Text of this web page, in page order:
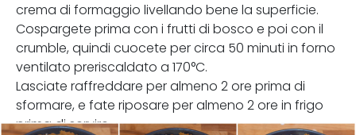
crema di formaggio livellando bene la superficie.
Cospargete prima con i frutti di bosco e poi con il
crumble, quindi cuocete per circa 50 minuti in forno
ventilato preriscaldato a 170°C.
Lasciate raffreddare per almeno 2 ore prima di
sformare, e fate riposare per almeno 2 ore in frigo
prima di servire.